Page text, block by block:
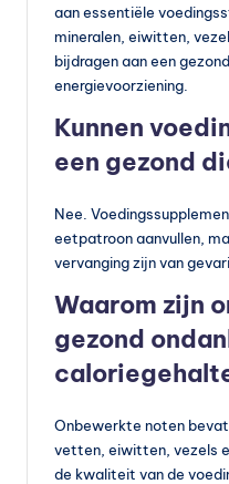
aan essentiële
mineralen, eiwitten,
bijdragen aan een
energievoorziening.
Kunnen
een gezond
Nee.
eetpatroon aanvullen,
vervanging zijn van
Waarom zijn
gezond
Onbewerkte noten
vetten, eiwitten, vezels
de kwaliteit van de